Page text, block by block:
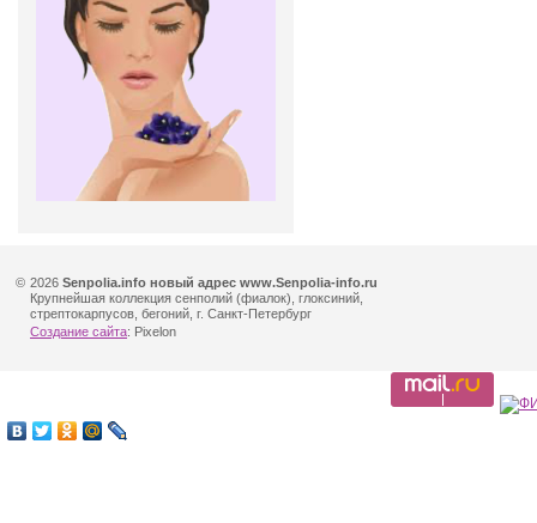
© 2026 Senpolia.info новый адрес www.Senpolia-info.ru
Крупнейшая коллекция сенполий (фиалок), глоксиний,
стрептокарпусов, бегоний, г. Санкт-Петербург
Создание сайта: Pixelon